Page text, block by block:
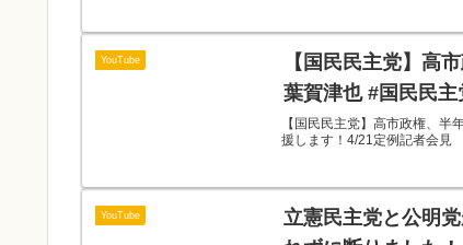
YouTube
【国民民主党】高
葉賀津也 #国民民主
【国民民主党】高市政権、
援します！4/21定例記者会見
YouTube
立憲民主党と公明